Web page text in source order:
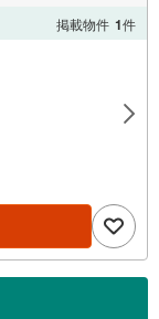
掲載物件 1件